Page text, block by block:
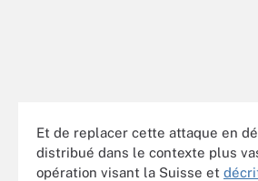
Et de replacer cette attaque en
distribué dans le contexte plus
opération visant la Suisse et